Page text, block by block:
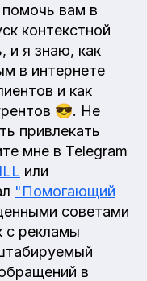
вам в
контекстной
и я знаю, как
в интернете
и как
😎. Не
привлекать
мне в Telegram
или
"Помогающий
советами
с рекламы
в